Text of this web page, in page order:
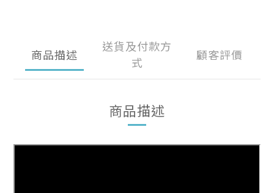
商品描述
送貨及付款方
式
顧客評價
商品描述